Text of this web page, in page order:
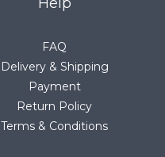
FAQ
Delivery & Shipping
Payment
Return Policy
Terms & Conditions